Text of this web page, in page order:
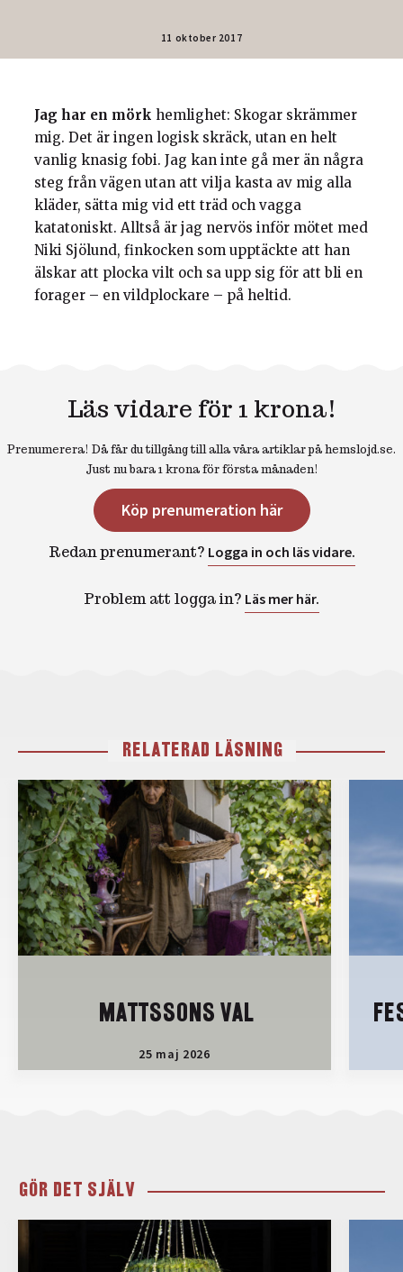
11 oktober 2017
Jag har en mörk hemlighet: Skogar skrämmer
mig. Det är ingen logisk skräck, utan en helt
vanlig knasig fobi. Jag kan inte gå mer än några
steg från vägen utan att vilja kasta av mig alla
kläder, sätta mig vid ett träd och vagga
katatoniskt. Alltså är jag nervös inför mötet med
Niki Sjölund, finkocken som upptäckte att han
älskar att plocka vilt och sa upp sig för att bli en
forager – en vildplockare – på heltid.
Läs vidare för 1 krona!
Prenumerera! Då får du tillgång till alla våra artiklar på hemslojd.se.
Just nu bara 1 krona för första månaden!
Köp prenumeration här
Redan prenumerant? Logga in och läs vidare.
Problem att logga in? Läs mer här.
RELATERAD LÄSNING
MATTSSONS VAL
25 maj 2026
GÖR DET SJÄLV